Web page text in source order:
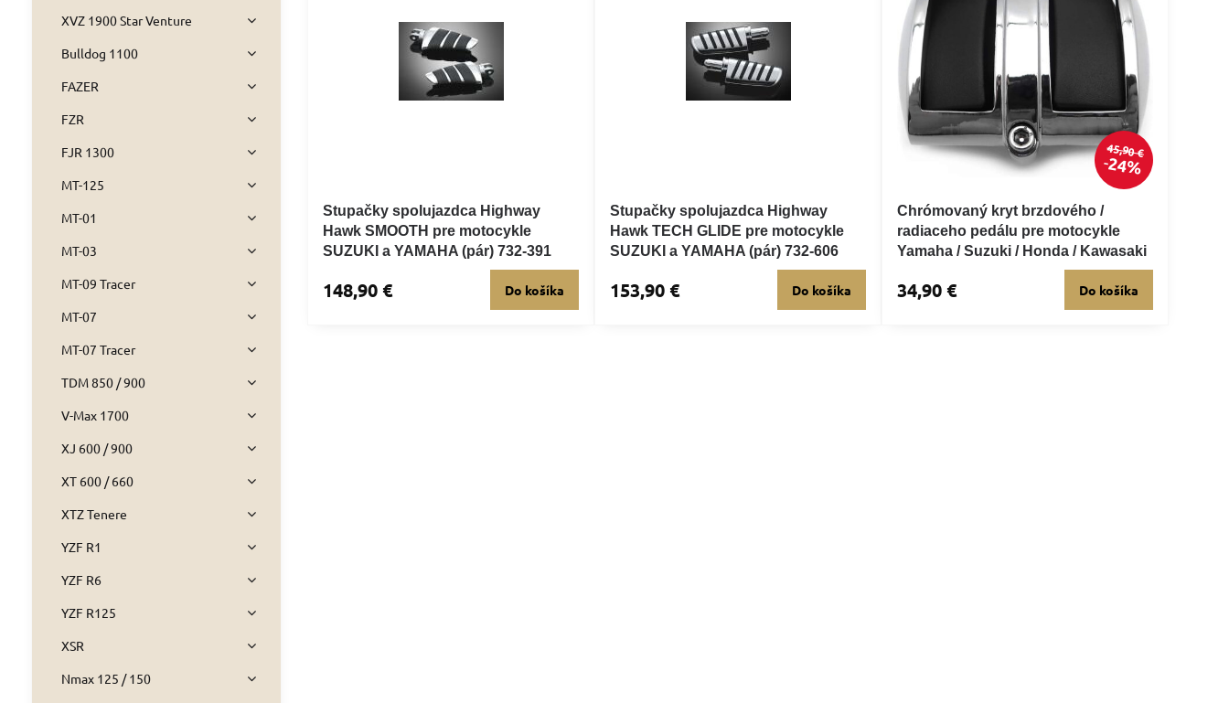
Stupačky spolujazdca Highway
Hawk SMOOTH pre motocykle
SUZUKI a YAMAHA (pár) 732-391
148,90 € Do košíka
Stupačky spolujazdca Highway
Hawk TECH GLIDE pre motocykle
SUZUKI a YAMAHA (pár) 732-606
153,90 € Do košíka
45,90 €
24%
Chrómovaný kryt brzdového /
radiaceho pedálu pre motocykle
Yamaha / Suzuki / Honda / Kawasaki
34,90 € Do košíka
XVZ 1900 Star Venture
Bulldog 1100
FAZER
FZR
FJR 1300
MT-125
MT-01
MT-03
MT-09 Tracer
MT-07
MT-07 Tracer
TDM 850 / 900
V-Max 1700
XJ 600 / 900
XT 600 / 660
XTZ Tenere
YZF R1
YZF R6
YZF R125
XSR
Nmax 125 / 150